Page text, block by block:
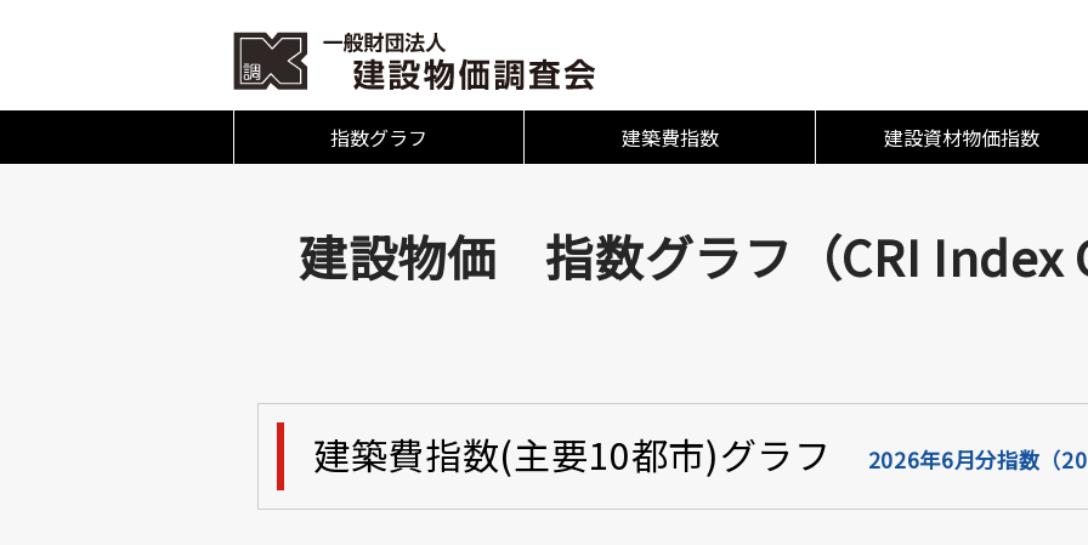
指数グラフ 建築費指数 建設資材物価指数
建設物価 指数グラフ（CRI Index
建築費指数(主要10都市)グラフ 2026年6月分指数（